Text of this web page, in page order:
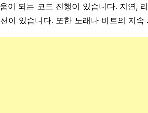
이 되는 코드 진행이 있습니다. 지연,
이 있습니다. 또한 노래나 비트의 지